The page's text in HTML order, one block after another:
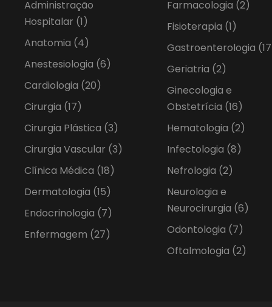
Administração
Hospitalar (1)
Anatomia (4)
Anestesiologia (6)
Cardiologia (20)
Cirurgia (17)
Cirurgia Plástica (3)
Cirurgia Vascular (3)
Clínica Médica (18)
Dermatologia (15)
Endocrinologia (7)
Enfermagem (27)
Farmacologia (2)
Fisioterapia (1)
Gastroenterologia
Geriatria (2)
Ginecologia e
Obstetrícia (16)
Hematologia (2)
Infectologia (8)
Nefrologia (2)
Neurologia e
Neurocirurgia (6)
Odontologia (7)
Oftalmologia (2)